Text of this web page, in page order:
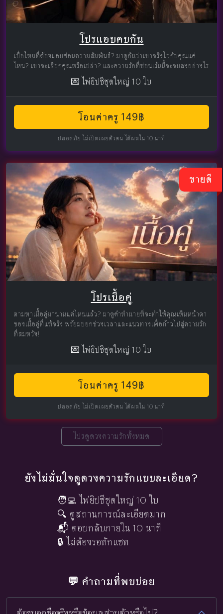
โปรแอบคบกัน
เบื่อไหมที่ต้องแอบซ่อนความสัมพันธ์? มาดูกันว่าเขาจริงใจกับคุณแค่
ไหน? เขาจะเลือกคุณหรือเปล่า? และความรักที่ซ่อนเร้นนี้จะจบลงอย่างไร
💌 ไพ่ยิปซีชุดใหญ่ 10 ใบ
โอนค่าครู 149฿
ปลอดภัย ไม่เปิดเผยตัวตน ได้ผลใน 10 นาที
ขายดี
โปรเนื้อคู่
ตามหาเนื้อคู่มานานแค่ไหนแล้ว? มาดูคำทำนายที่จะทำให้คุณเห็นหน้าตา
ของเนื้อคู่ที่แท้จริง พร้อมบอกช่วงเวลาและแนวทางเพื่อก้าวไปสู่ความรัก
ที่สมหวัง!
💌 ไพ่ยิปซีชุดใหญ่ 10 ใบ
โอนค่าครู 149฿
ปลอดภัย ไม่เปิดเผยตัวตน ได้ผลใน 10 นาที
โปรดูดวงความรักทั้งหมด
ยังไม่มั่นใจดูดวงความรักแบบละเอียด?
🧑‍💻 ไพ่ยิปซีชุดใหญ่ 10 ใบ
🔍 ดูสถานการณ์ละเอียดมาก
📬 ตอบกลับภายใน 10 นาที
🔒 ไม่ต้องรอทักแชท
💬 คำถามที่พบบ่อย